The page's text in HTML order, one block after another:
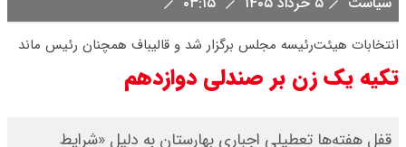
مرداد ۱۴۰۵ / قیمت اطلس چند؟ +
جدول
شنبه ۱۷ مرداد ۱۴۰۵ / قیمت دنا چند ؟
انتخابات هیئت‌رئیسه مجلس برگزار شد و قالیباف همچنان رئیس ماند
تکیه یک زن بر صندلی دوازدهم
قفل هفته‌ها تعطیلی اجباری بهارستان به دلیل «شرایط